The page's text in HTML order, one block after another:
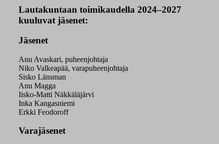
Lautakuntaan toimikaudella 2024–2027
kuuluvat jäsenet:
Jäsenet
Anu Avaskari, puheenjohtaja
Niko Valkeapää, varapuheenjohtaja
Sisko Länsman
Anu Magga
Iisko-Matti Näkkäläjärvi
Inka Kangasniemi
Erkki Feodoroff
Varajäsenet